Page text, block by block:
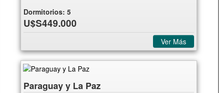
Dormitorios:5
U$S449.000
Ver Más
Paraguay y La Paz